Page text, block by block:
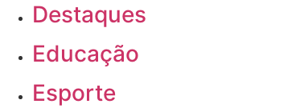
Destaques
Educação
Esporte